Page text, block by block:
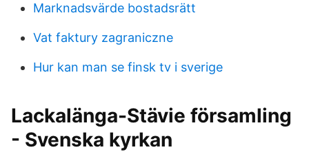
Marknadsvärde bostadsrätt
Vat faktury zagraniczne
Hur kan man se finsk tv i sverige
Lackalänga-Stävie församling
- Svenska kyrkan